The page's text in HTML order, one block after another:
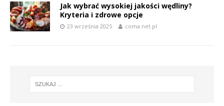
Jak wybrać wysokiej jakości wędliny?
Kryteria i zdrowe opcje
23 września 2025 coma.net.pl